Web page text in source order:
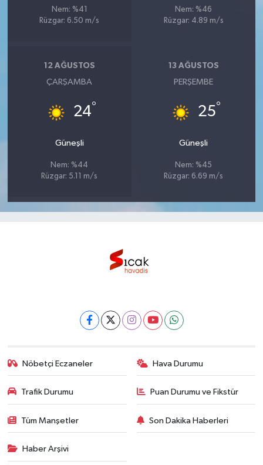
Nem: %41
Rüzgar: 6.50 m/s
Nem: %46
Rüzgar: 4.89 m/s
12 AĞUSTOS
ÇARŞAMBA
24°
Güneşli
Nem: %44
Rüzgar: 5.11 m/s
13 AĞUSTOS
PERŞEMBE
25°
Güneşli
Nem: %45
Rüzgar: 6.69 m/s
Nöbetçi Eczaneler Hava Durumu
Trafik Durumu Puan Durumu ve Fikstür
Tüm Manşetler Son Dakika Haberleri
Haber Arşivi